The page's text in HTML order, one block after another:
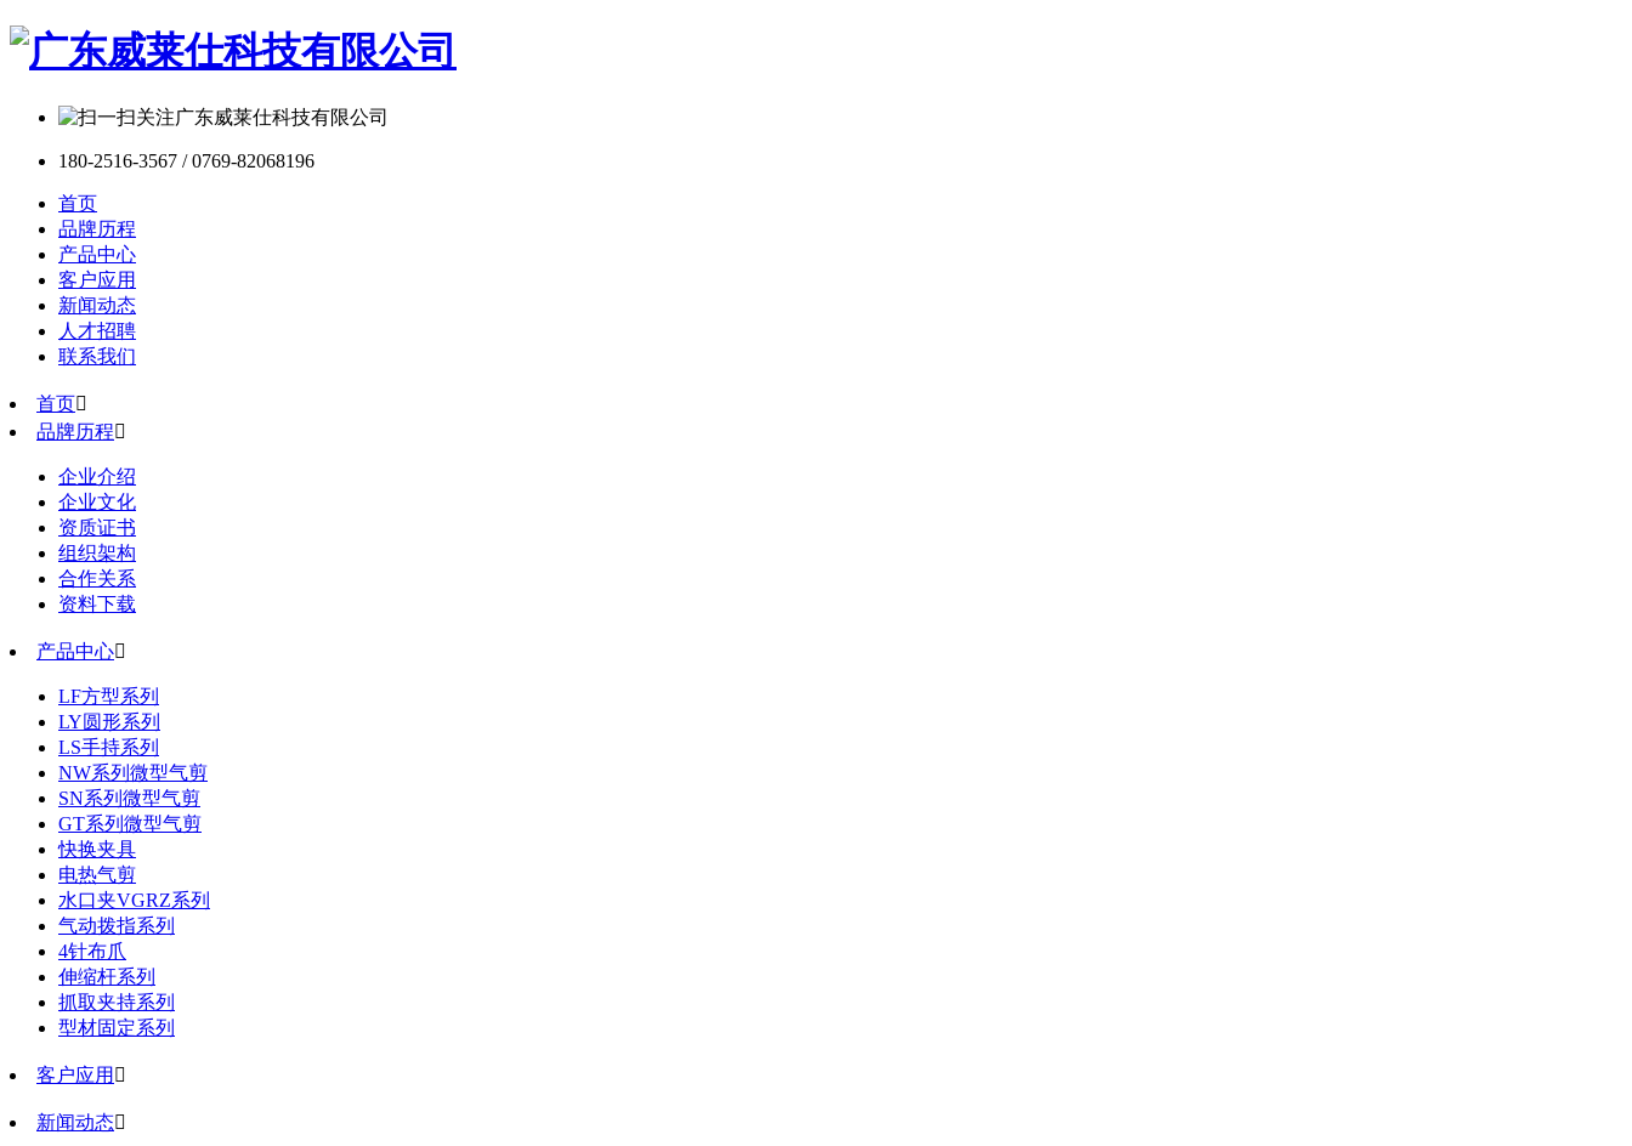
180-2516-3567 / 0769-82068196
首页
品牌历程
产品中心
客户应用
新闻动态
人才招聘
联系我们
首页
品牌历程
企业介绍
企业文化
资质证书
组织架构
合作关系
资料下载
产品中心
LF方型系列
LY圆形系列
LS手持系列
NW系列微型气剪
SN系列微型气剪
GT系列微型气剪
快换夹具
电热气剪
水口夹VGRZ系列
气动拨指系列
4针布爪
伸缩杆系列
抓取夹持系列
型材固定系列
客户应用 
新闻动态